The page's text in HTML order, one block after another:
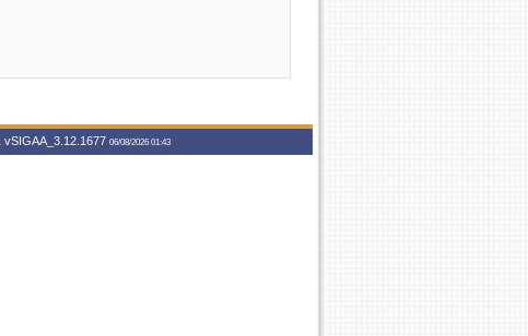
vSIGAA_3.12.1677 06/08/2026 01:43